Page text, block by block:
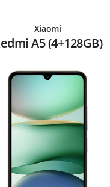
Xiaomi
A5 (4+128GB)